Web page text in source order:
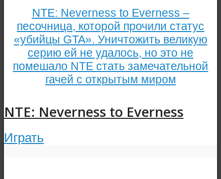
NTE: Neverness to Everness –
песочница, которой прочили статус
«убийцы GTA». Уничтожить великую
серию ей не удалось, но это не
помешало NTE стать замечательной
гачей с открытым миром
NTE: Neverness to Everness
Играть